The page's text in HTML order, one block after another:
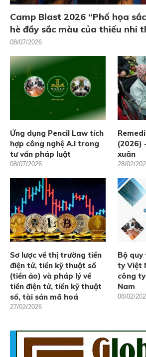
Camp Blast 2026 “Phố họa
hè đầy sắc màu của thiếu nhi
08/07/2026
Ứng dụng Pencil Law tích
hợp công nghệ A.I trong
tư vấn pháp luật
08/07/2026
(2026)
xuân
28/02/
Sơ lược về thị trường tiền
điện tử, tiền kỹ thuật số
(tiền ảo) và pháp lý về
tiền điện tử, tiền kỹ thuật
số, tài sản mã hoá
27/02/2026
Bộ
ty Việt
công
Nam
08/02/